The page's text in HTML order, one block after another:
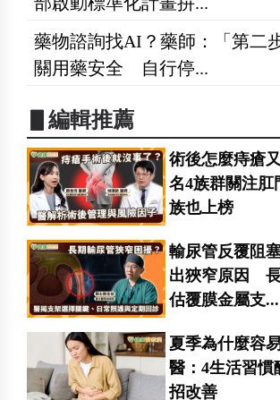
藥物諮詢找AI？藥師：「第二
關用藥安全 自行停...
▋編輯推薦
術後怎麼痔瘡
名4族群關注
族也上榜
輸尿管反覆阻
出狹窄原因
估覆膜金屬支...
夏季為什麼容
醫：4生活習
招改善